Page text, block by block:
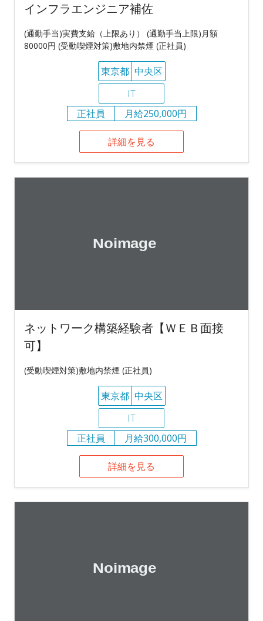
インフラエンジニア補佐
(通勤手当)実費支給（上限あり） (通勤手当上限)月額
80000円 (受動喫煙対策)敷地内禁煙 (正社員)
東京都 中央区
IT
正社員
月給250,000円
詳細を見る
ネットワーク構築経験者【ＷＥＢ面接
可】
(受動喫煙対策)敷地内禁煙 (正社員)
東京都 中央区
IT
正社員
月給300,000円
詳細を見る